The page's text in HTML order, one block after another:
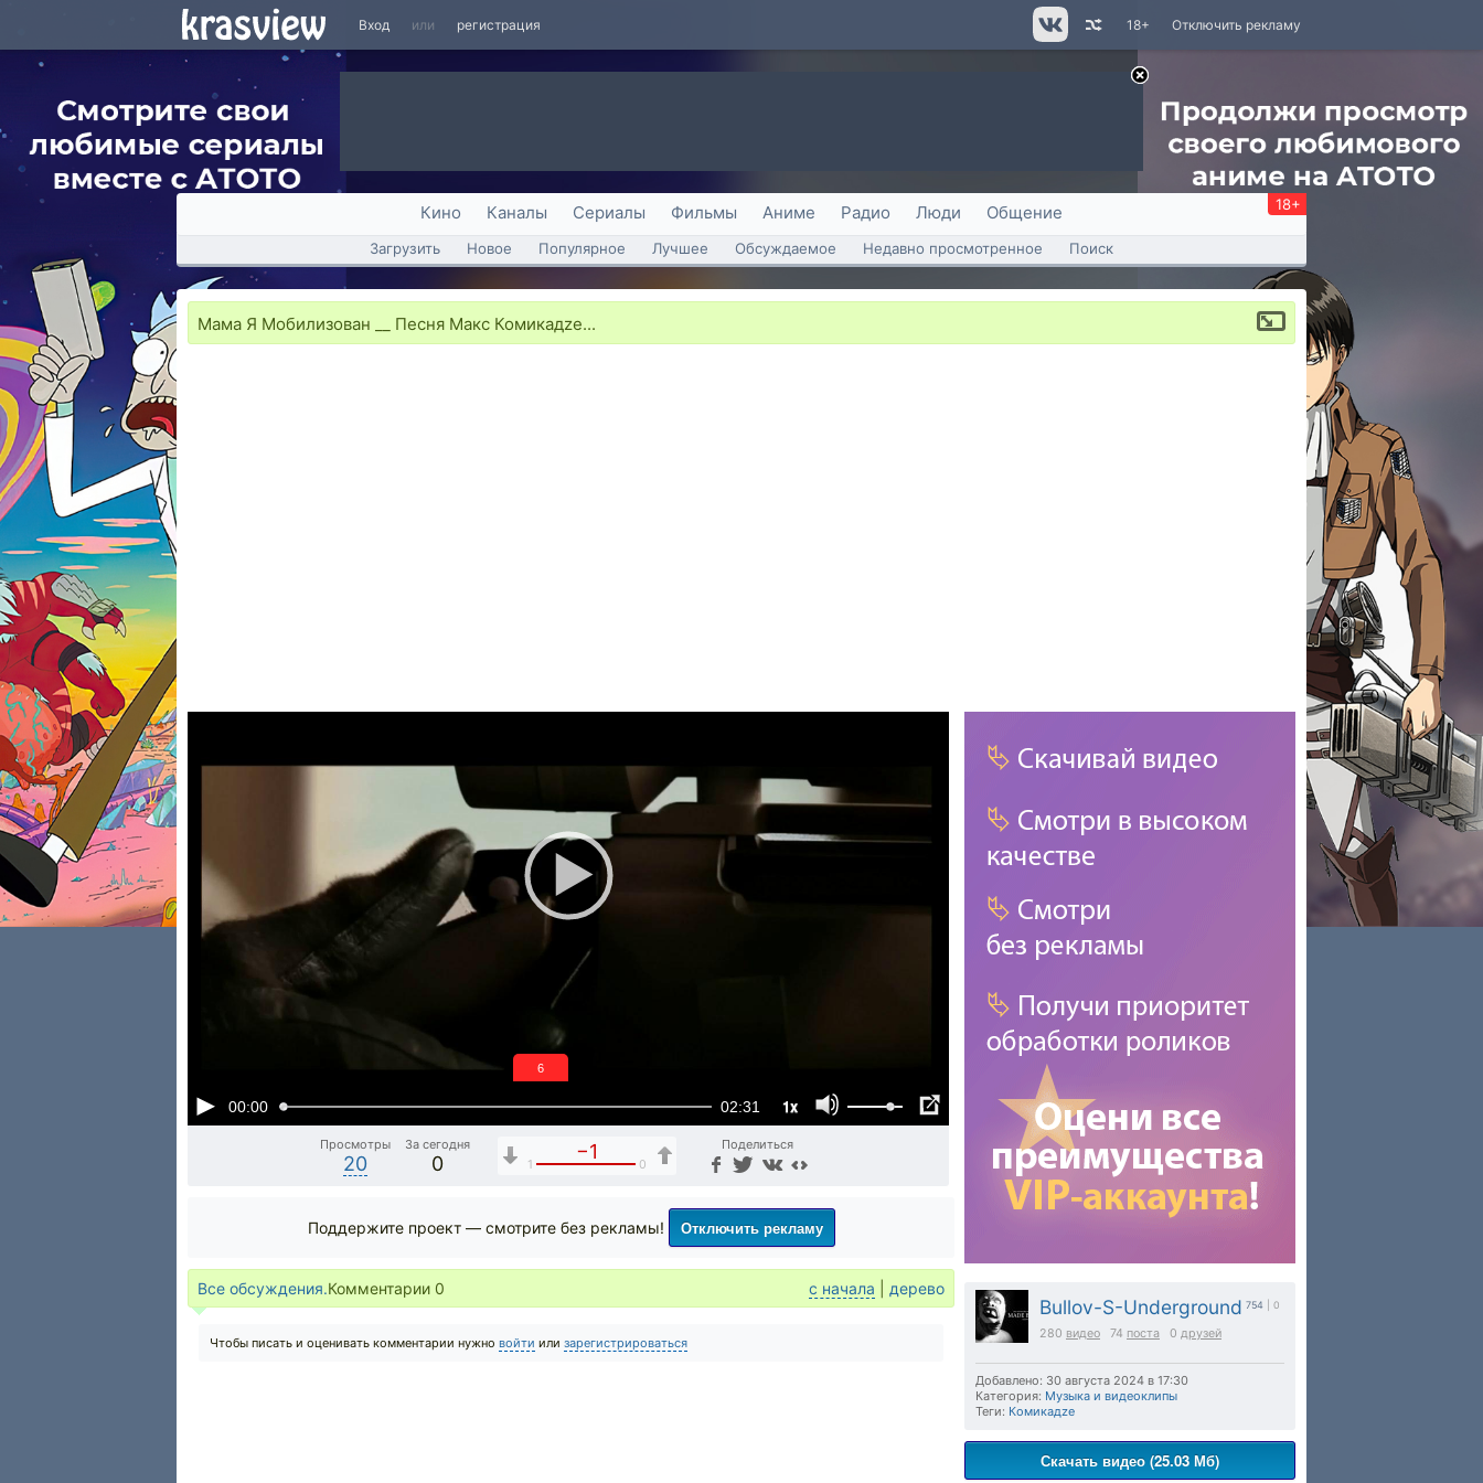
Вход или регистрация Отключить рекламу
18+
Кино Каналы Сериалы Фильмы Аниме Радио Люди Общение 18+
Загрузить Новое Популярное Лучшее Обсуждаемое Недавно просмотренное Поиск
Мама Я Мобилизован __ Песня Макс Комикадzе...
00:00 02:31 1x
6
Просмотры
20
За сегодня
0
−1
1 0
Поделиться
Bullov-S-Underground 754 | 0
280 видео 74 поста 0 друзей
Добавлено: 30 августа 2024 в 17:30
Категория: Музыка и видеоклипы
Теги: Комикадzе
Скачать видео (25.03 Мб)
Поддержите проект — смотрите без рекламы! Отключить рекламу
Все обсуждения.Комментарии 0 с начала дерево
Чтобы писать и оценивать комментарии нужно войти или зарегистрироваться